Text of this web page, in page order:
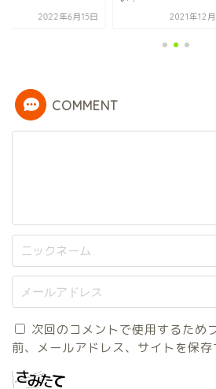
2022年6月15日 2021年12
COMMENT
次回のコメントで使用するため
前、メールアドレス、サイトを保存